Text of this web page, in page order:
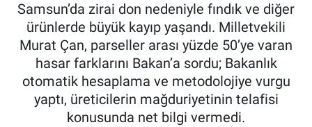
Samsun’da zirai don nedeniyle fındık ve diğer
ürünlerde büyük kayıp yaşandı. Milletvekili
Murat Çan, parseller arası yüzde 50’ye varan
hasar farklarını Bakan’a sordu; Bakanlık
otomatik hesaplama ve metodolojiye vurgu
yaptı, üreticilerin mağduriyetinin telafisi
konusunda net bilgi vermedi.
Tarım Kredi Kooperatifleri
Pankobirlik
Et fiyatları
Tarım Bilgisi